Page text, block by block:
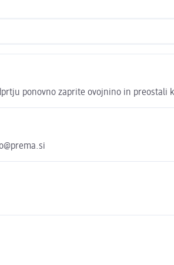
ponovno zaprite ovojnino in preostali